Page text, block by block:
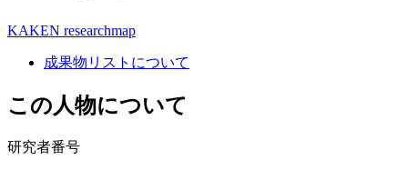
KAKEN researchmap
成果物リストについて
この人物について
研究者番号